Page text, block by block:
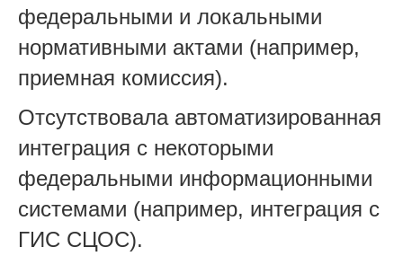
федеральными и локальными
нормативными актами (например,
приемная комиссия).
Отсутствовала автоматизированная
интеграция с некоторыми
федеральными информационными
системами (например, интеграция с
ГИС СЦОС).